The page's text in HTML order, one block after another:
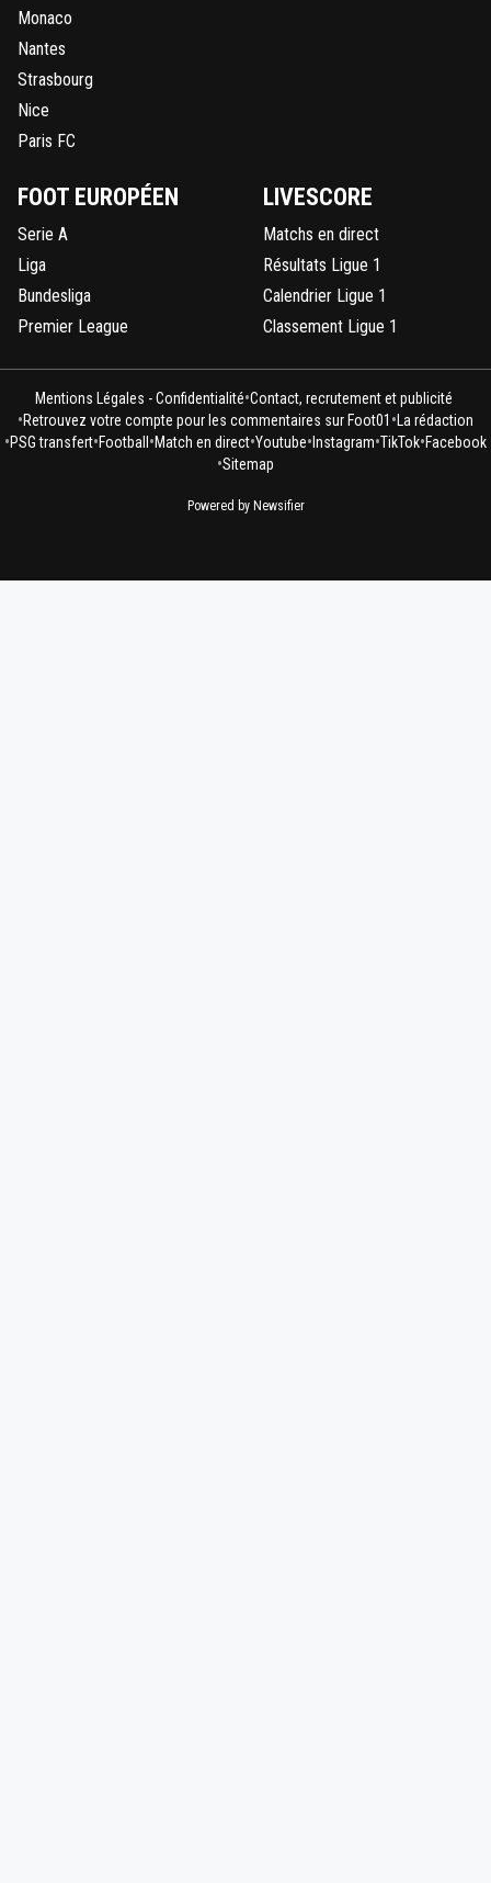
Monaco
Nantes
Strasbourg
Nice
Paris FC
FOOT EUROPÉEN
Serie A
Liga
Bundesliga
Premier League
LIVESCORE
Matchs en direct
Résultats Ligue 1
Calendrier Ligue 1
Classement Ligue 1
Mentions Légales - Confidentialité•Contact, recrutement et publicité
•Retrouvez votre compte pour les commentaires sur Foot01 • La rédaction
•PSG transfert•Football •Match en direct•Youtube• Instagram•TikTok•Facebook
•Sitemap
Powered by Newsifier